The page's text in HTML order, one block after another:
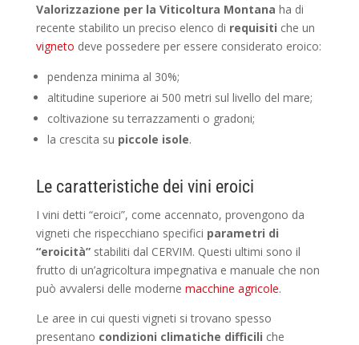
Valorizzazione per la Viticoltura Montana ha di
recente stabilito un preciso elenco di requisiti che un
vigneto deve possedere per essere considerato eroico:
pendenza minima al 30%;
altitudine superiore ai 500 metri sul livello del mare;
coltivazione su terrazzamenti o gradoni;
la crescita su piccole isole.
Le caratteristiche dei vini eroici
I vini detti “eroici”, come accennato, provengono da
vigneti che rispecchiano specifici parametri di
“eroicità”stabiliti dal CERVIM. Questi ultimi sono il
frutto di un’agricoltura impegnativa e manuale che non
può avvalersi delle moderne macchine agricole.
Le aree in cui questi vigneti si trovano spesso
presentano condizioni climatiche difficili che